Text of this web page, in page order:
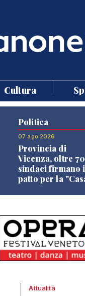
Cultura
Politica
07 ago 2026
Provincia di
Vicenza, oltre 70
sindaci firmano
patto per la
Attualità